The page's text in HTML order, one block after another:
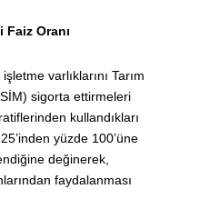
Oranı
varlıklarını Tarım
sigorta ettirmeleri
kullandıkları
yüzde 100’üne
değinerek,
faydalanması